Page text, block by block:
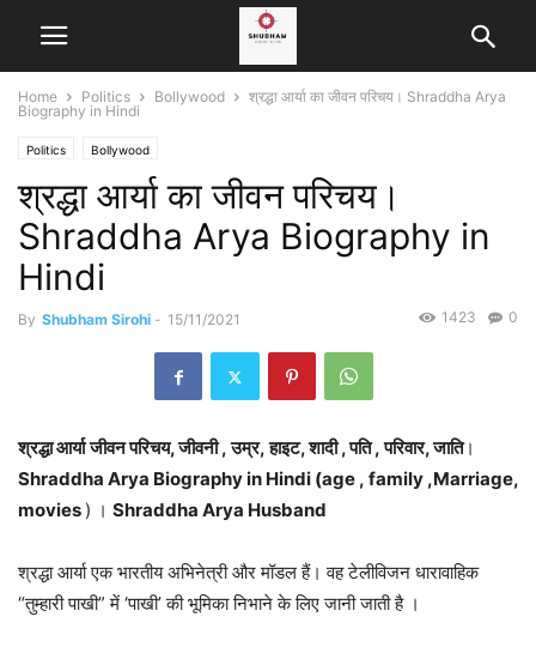
Home Politics Bollywood
श्रद्धा आर्या का जीवन परिचय। Shraddha Arya
Biography in Hindi
Politics Bollywood
श्रद्धा आर्या का जीवन परिचय।
Shraddha Arya Biography in
Hindi
By Shubham Sirohi - 15/11/2021 0
1423
श्रद्धा आर्या जीवन परिचय, जीवनी , उम्र, हाइट, शादी , पति , परिवार, जाति।
Shraddha Arya Biography in Hindi (age , family ,Marriage,
movies ) । Shraddha Arya Husband
श्रद्धा आर्या एक भारतीय अभिनेत्री और मॉडल हैं। वह टेलीविजन धारावाहिक
“तुम्हारी पाखी” में ‘पाखी’ की भूमिका निभाने के लिए जानी जाती है ।